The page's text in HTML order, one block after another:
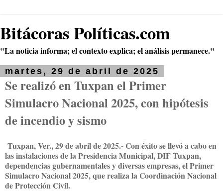
Bitácoras Políticas.com
"La noticia informa; el contexto explica; el análisis permanece."
martes, 29 de abril de 2025
Se realizó en Tuxpan el Primer
Simulacro Nacional 2025, con hipótesis
de incendio y sismo
Tuxpan, Ver., 29 de abril de 2025.- Con éxito se llevó a cabo en
las instalaciones de la Presidencia Municipal, DIF Tuxpan,
dependencias gubernamentales y diversas empresas, el Primer
Simulacro Nacional 2025, que realiza la Coordinación Nacional
de Protección Civil.